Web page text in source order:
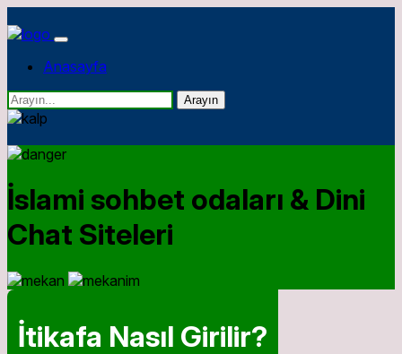
Anasayfa
Arayın
İslami sohbet odaları & Dini
Chat Siteleri
İtikafa Nasıl Girilir?